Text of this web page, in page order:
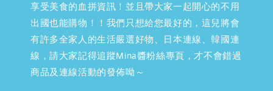
享受美食的血拼資訊！並且帶大家一起開心的不用
出國也能購物！！我們只想給您最好的，這兒將會
有許多全家人的生活嚴選好物、日本連線、韓國連
線，請大家記得追蹤Mina醬粉絲專頁，才不會錯過
商品及連線活動的發佈呦～